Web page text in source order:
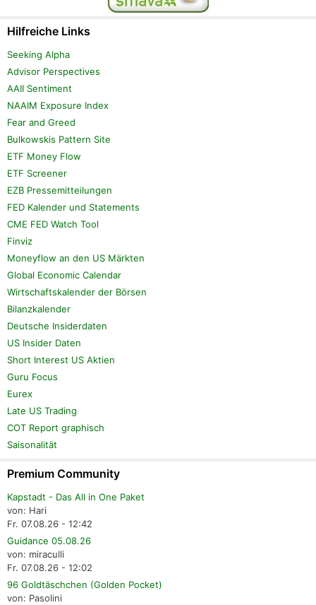
Hilfreiche Links
Seeking Alpha
Advisor Perspectives
AAII Sentiment
NAAIM Exposure Index
Fear and Greed
Bulkowskis Pattern Site
ETF Money Flow
ETF Screener
EZB Pressemitteilungen
FED Kalender und Statements
CME FED Watch Tool
Finviz
Moneyflow an den US Märkten
Global Economic Calendar
Wirtschaftskalender der Börsen
Bilanzkalender
Deutsche Insiderdaten
US Insider Daten
Short Interest US Aktien
Guru Focus
Eurex
Late US Trading
COT Report graphisch
Saisonalität
Premium Community
Kapstadt - Das All in One Paket
von: Hari
Fr. 07.08.26 - 12:42
Guidance 05.08.26
von: miraculli
Fr. 07.08.26 - 12:02
96 Goldtäschchen (Golden Pocket)
von: Pasolini